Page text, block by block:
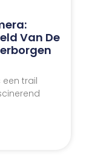
Van De
een trail